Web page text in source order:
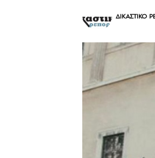
ΔΙΚΑΣΤΙΚΟ